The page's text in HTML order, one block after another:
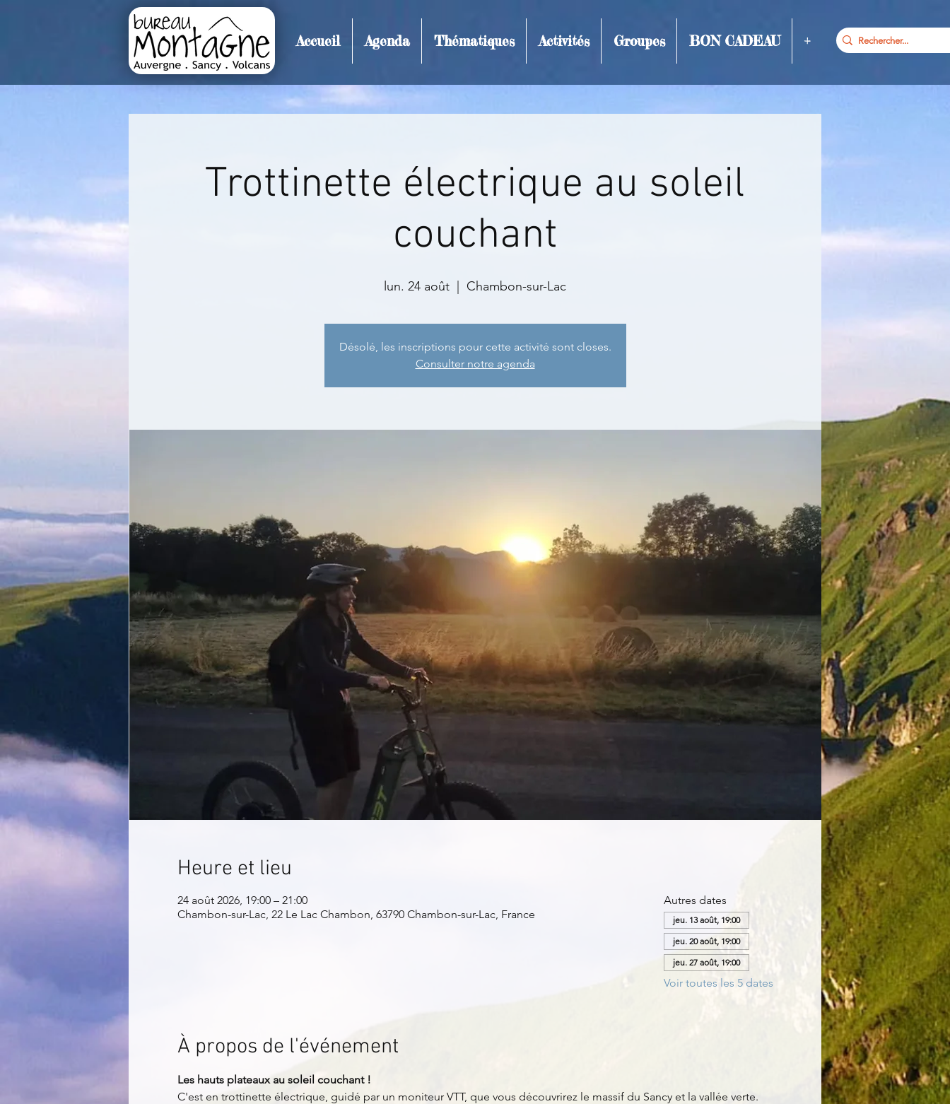
Accueil Agenda Thématiques Activités Groupes BON CADEAU +
Détails de l'événement et inscription
Trottinette électrique au soleil
couchant
lun. 24 août Chambon-sur-Lac
Désolé, les inscriptions pour cette activité sont closes.
Consulter notre agenda
Heure et lieu
24 août 2026, 19:00 – 21:00
Chambon-sur-Lac, 22 Le Lac Chambon, 63790 Chambon-sur-Lac, France
Autres dates
jeu. 13 août, 19:00
jeu. 20 août, 19:00
jeu. 27 août, 19:00
Voir toutes les 5 dates
À propos de l'événement
Les hauts plateaux au soleil couchant !
C'est en trottinette électrique, guidé par un moniteur VTT, que vous découvrirez le massif du Sancy et la vallée verte.